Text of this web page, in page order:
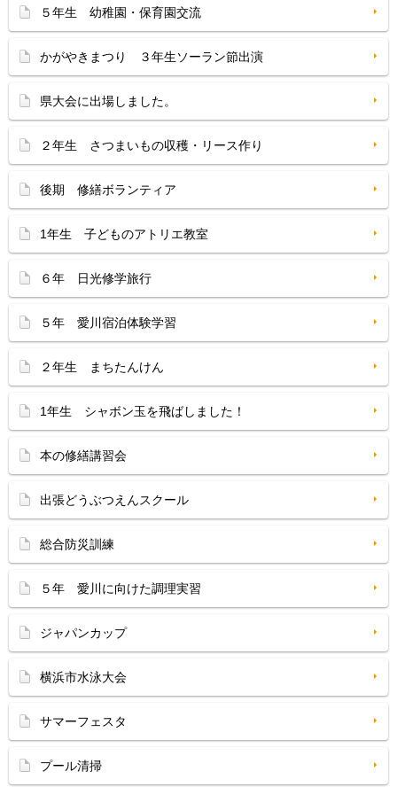
５年生 幼稚園・保育園交流
かがやきまつり ３年生ソーラン節出演
県大会に出場しました。
２年生 さつまいもの収穫・リース作り
後期 修繕ボランティア
1年生 子どものアトリエ教室
６年 日光修学旅行
５年 愛川宿泊体験学習
２年生 まちたんけん
1年生 シャボン玉を飛ばしました！
本の修繕講習会
出張どうぶつえんスクール
総合防災訓練
５年 愛川に向けた調理実習
ジャパンカップ
横浜市水泳大会
サマーフェスタ
プール清掃